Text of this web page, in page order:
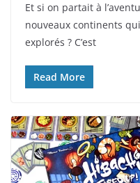
Et si on partait à
nouveaux continents
explorés ? C’est
Read More